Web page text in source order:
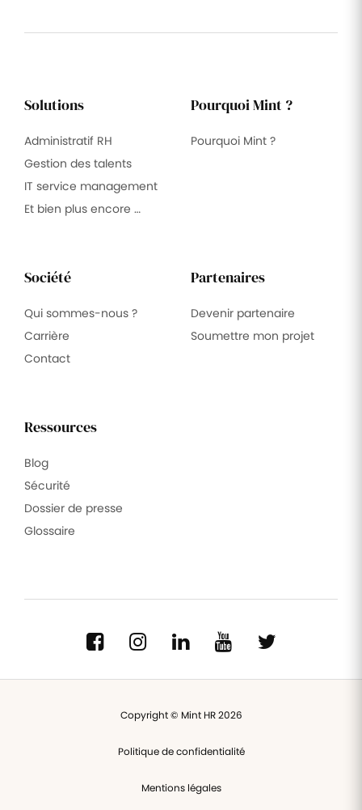
Solutions
Administratif RH
Gestion des talents
IT service management
Et bien plus encore …
Pourquoi Mint ?
Pourquoi Mint ?
Société
Qui sommes-nous ?
Carrière
Contact
Partenaires
Devenir partenaire
Soumettre mon projet
Ressources
Blog
Sécurité
Dossier de presse
Glossaire
Copyright © Mint HR 2026
Politique de confidentialité
Mentions légales